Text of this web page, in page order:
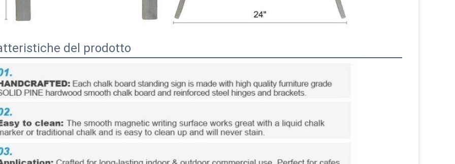
del prodotto